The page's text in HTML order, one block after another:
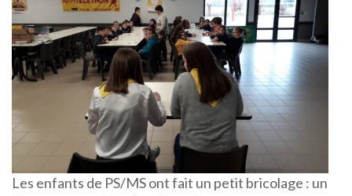
Les enfants de PS/MS ont fait un petit bricolage : un